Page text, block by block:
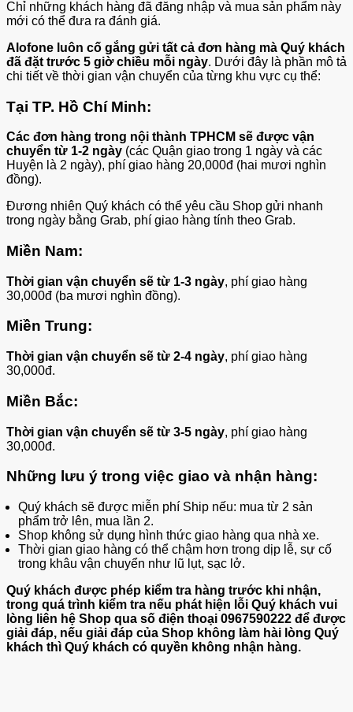
Chỉ những khách hàng đã đăng nhập và mua sản phẩm này
mới có thể đưa ra đánh giá.
Alofone luôn cố gắng gửi tất cả đơn hàng mà Quý khách
đã đặt trước 5 giờ chiều mỗi ngày. Dưới đây là phần mô tả
chi tiết về thời gian vận chuyển của từng khu vực cụ thể:
Tại TP. Hồ Chí Minh:
Các đơn hàng trong nội thành TPHCM sẽ được vận
chuyển từ 1-2 ngày (các Quận giao trong 1 ngày và các
Huyện là 2 ngày), phí giao hàng 20,000đ (hai mươi nghìn
đồng).
Đương nhiên Quý khách có thể yêu cầu Shop gửi nhanh
trong ngày bằng Grab, phí giao hàng tính theo Grab.
Miền Nam:
Thời gian vận chuyển sẽ từ 1-3 ngày, phí giao hàng
30,000đ (ba mươi nghìn đồng).
Miền Trung:
Thời gian vận chuyển sẽ từ 2-4 ngày, phí giao hàng
30,000đ.
Miền Bắc:
Thời gian vận chuyển sẽ từ 3-5 ngày, phí giao hàng
30,000đ.
Những lưu ý trong việc giao và nhận hàng:
Quý khách sẽ được miễn phí Ship nếu: mua từ 2 sản
phẩm trở lên, mua lần 2.
Shop không sử dụng hình thức giao hàng qua nhà xe.
Thời gian giao hàng có thể chậm hơn trong dịp lễ, sự cố
trong khâu vận chuyển như lũ lụt, sạc lở.
Quý khách được phép kiểm tra hàng trước khi nhận,
trong quá trình kiểm tra nếu phát hiện lỗi Quý khách vui
lòng liên hệ Shop qua số điện thoại 0967590222 để được
giải đáp, nếu giải đáp của Shop không làm hài lòng Quý
khách thì Quý khách có quyền không nhận hàng.